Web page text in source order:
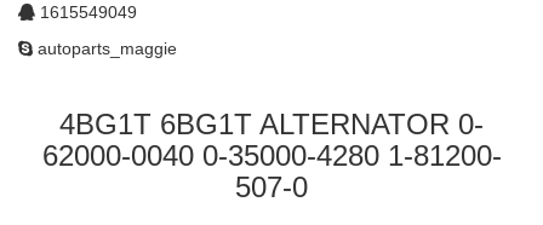
1615549049
autoparts_maggie
4BG1T 6BG1T ALTERNATOR 0-
62000-0040 0-35000-4280 1-81200-
507-0